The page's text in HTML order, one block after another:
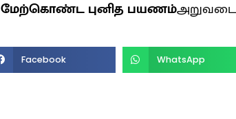
மேற்கொண்ட புனித பயணம்
Facebook WhatsApp